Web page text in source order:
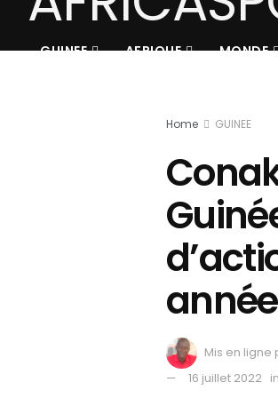
GUINEE AFRIQUE MONDE
Home GUINEE
Mis en ligne
16 juillet 2022 in